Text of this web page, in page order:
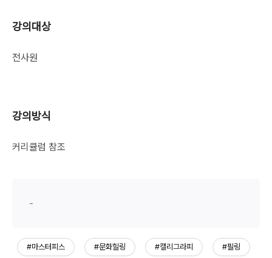
강의대상
전사원
강의방식
커리큘럼 참조
-
#마스터피스 #문화힐링 #캘리그라피 #필링